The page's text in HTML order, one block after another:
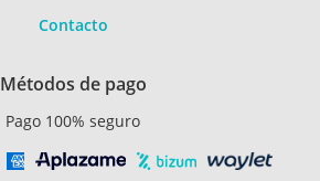
Contacto
Métodos de pago
Pago 100% seguro